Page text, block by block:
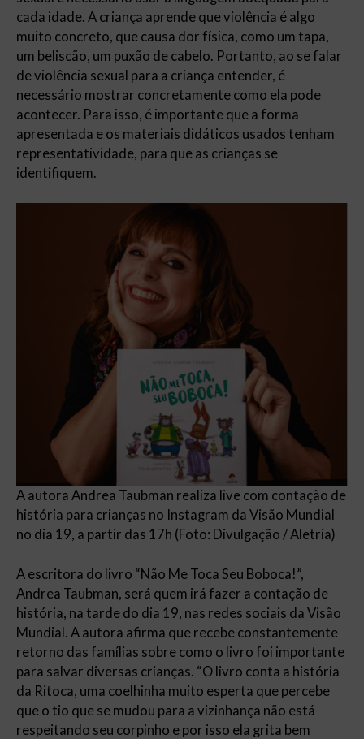
cada idade. A criança aprende que violência é algo
muito concreto, que causa dor física, como um tapa,
um beliscão, um puxão de cabelo. Portanto, ao se falar
de violência sexual para a criança entender, é
necessário mostrar concretamente como ela pode
acontecer. Para isso, é importante que a forma
apresentada e os materiais didáticos usados tenham
representatividade, para que as crianças se
identifiquem.
A autora Andrea Taubman realiza live com contação de
história para crianças no Instagram da Visão Mundial
no dia 19, a partir das 17h (Foto: Divulgação / Aletria)
A escritora do livro “Não Me Toca Seu Boboca!”,
Andrea Taubman, será quem irá fazer a contação de
história, na tarde do dia 19, nas redes sociais da Visão
Mundial. A autora afirma que recebe constantemente
retorno das famílias sobre como o livro foi importante
para salvar diversas crianças. “O livro conta a história
da Ritoca, uma coelhinha muito esperta que percebe
que o tio que se mudou para a vizinhança não está
respeitando seu corpinho e por isso ela grita bem